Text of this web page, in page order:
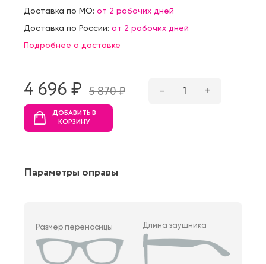
Доставка по МО: от 2 рабочих дней
Доставка по России: от 2 рабочих дней
Подробнее о доставке
4 696 ₷ 5 870 ₷ – 1 +
ДОБАВИТЬ В
КОРЗИНУ
Параметры оправы
Размер переносицы Длина заушника